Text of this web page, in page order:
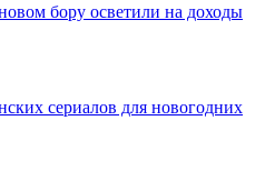
бору осветили на доходы
сериалов для новогодних